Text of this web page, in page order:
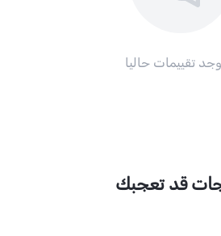
تقييمات حاليا
قد تعجبك